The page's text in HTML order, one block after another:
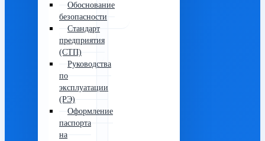
Обоснование
безопасности
Стандарт
предприятия
(СТП)
Руководства
по
эксплуатации
(РЭ)
Оформление
паспорта
на